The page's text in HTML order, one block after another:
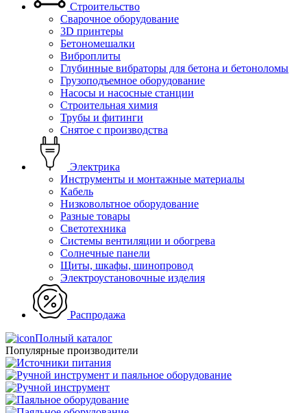
Строительство
Сварочное оборудование
3D принтеры
Бетономешалки
Виброплиты
Глубинные вибраторы для бетона и бетоноломы
Грузоподъемное оборудование
Насосы и насосные станции
Строительная химия
Трубы и фитинги
Снятое с производства
Электрика
Инструменты и монтажные материалы
Кабель
Низковольтное оборудование
Разные товары
Светотехника
Системы вентиляции и обогрева
Солнечные панели
Щиты, шкафы, шинопровод
Электроустановочные изделия
Распродажа
Полный каталог
Популярные производители